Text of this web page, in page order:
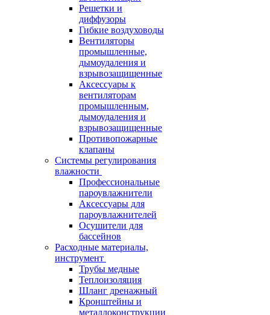
Решетки и
диффузоры
Гибкие воздуховоды
Вентиляторы
промышленные,
дымоудаления и
взрывозащищенные
Аксессуары к
вентиляторам
промышленным,
дымоудаления и
взрывозащищенные
Противопожарные
клапаны
Системы регулирования
влажности
Профессиональные
пароувлажнители
Аксессуары для
пароувлажнителей
Осушители для
бассейнов
Расходные материалы,
инструмент
Трубы медные
Теплоизоляция
Шланг дренажный
Кронштейны и
металлоконструкции